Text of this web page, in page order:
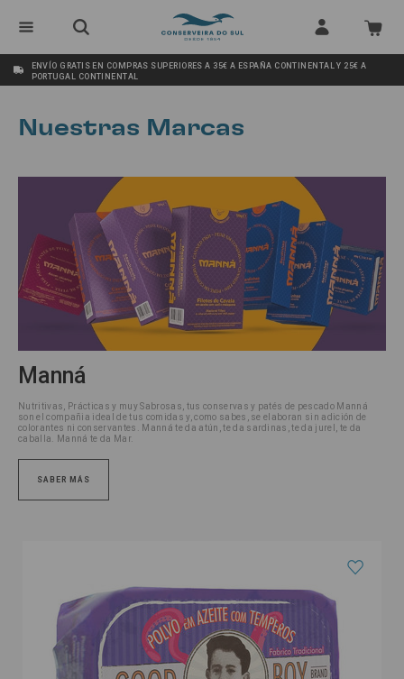
ENVÍO GRATIS EN COMPRAS SUPERIORES A 35€ A ESPAÑA CONTINENTAL Y 25€ A
PORTUGAL CONTINENTAL
Nuestras Marcas
Manná
Nutritivas, Prácticas y muy Sabrosas, tus conservas y patés de pescado Manná
son el compañia ideal de tus comidas y, como sabes, se elaboran sin adición de
colorantes ni conservantes.
Manná te da atún, te da sardinas, te da jurel, te da
caballa.
Manná te da Mar.
SABER MÁS